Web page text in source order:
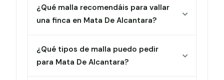
¿Qué malla recomendáis para vallar
una finca en Mata De Alcantara?
¿Qué tipos de malla puedo pedir
para Mata De Alcantara?